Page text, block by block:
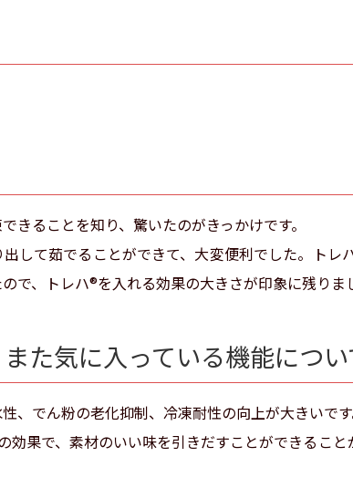
きることを知り、驚いたのがきっかけです。
して茹でることができて、大変便利でした。トレ
で、トレハ®を入れる効果の大きさが印象に残りま
た気に入っている機能につい
、でん粉の老化抑制、冷凍耐性の向上が大きいです
効果で、素材のいい味を引きだすことができること